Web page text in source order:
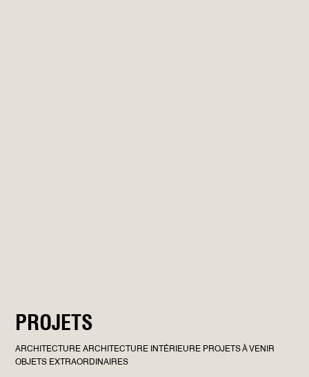
PROJETS
ARCHITECTURE ARCHITECTURE INTÉRIEURE PROJETS À VENIR
OBJETS EXTRAORDINAIRES